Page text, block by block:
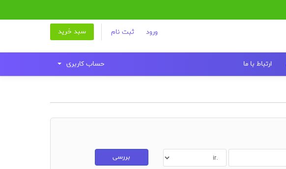
ورود
ثبت نام سبد خرید
ارتباط با ما حساب کاربری
بررسی